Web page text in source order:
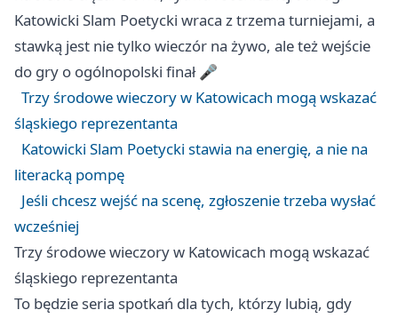
Katowicki Slam Poetycki wraca z trzema turniejami, a
stawką jest nie tylko wieczór na żywo, ale też wejście
do gry o ogólnopolski finał 🎤
Trzy środowe wieczory w Katowicach mogą wskazać
śląskiego reprezentanta
Katowicki Slam Poetycki stawia na energię, a nie na
literacką pompę
Jeśli chcesz wejść na scenę, zgłoszenie trzeba wysłać
wcześniej
Trzy środowe wieczory w Katowicach mogą wskazać
śląskiego reprezentanta
To będzie seria spotkań dla tych, którzy lubią, gdy